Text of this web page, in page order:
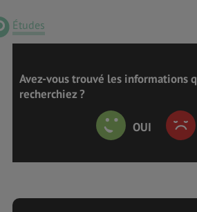
Études
Avez-vous trouvé les informations
recherchiez ?
OUI